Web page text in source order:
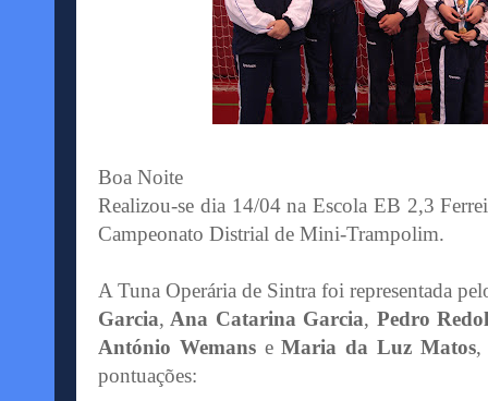
Boa Noite
Realizou-se dia 14/04 na Escola EB 2,3
Campeonato Distrial de Mini-Trampolim.
A Tuna Operária de Sintra foi representada
Garcia, Ana Catarina Garcia, Pedro
António WemanseMaria da Luz Matos,
pontuações: